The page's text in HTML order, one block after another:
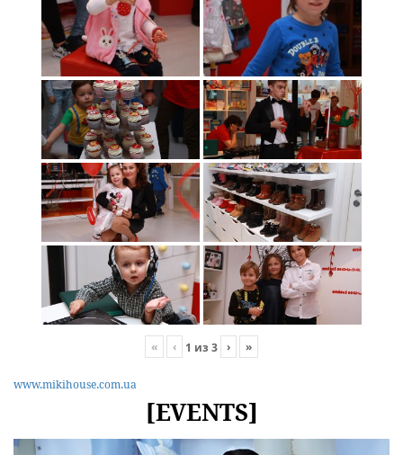
« ‹ 1 из 3 › »
www.mikihouse.com.ua
[EVENTS]